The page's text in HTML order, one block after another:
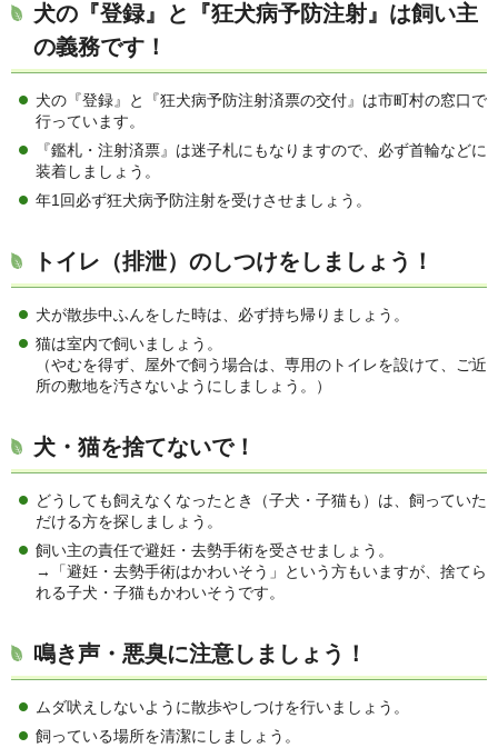
犬の『登録』と『狂犬病予防注射』は飼い主
の義務です！
犬の『登録』と『狂犬病予防注射済票の交付』は市町村の窓口で
行っています。
『鑑札・注射済票』は迷子札にもなりますので、必ず首輪などに
装着しましょう。
年1回必ず狂犬病予防注射を受けさせましょう。
トイレ（排泄）のしつけをしましょう！
犬が散歩中ふんをした時は、必ず持ち帰りましょう。
猫は室内で飼いましょう。
（やむを得ず、屋外で飼う場合は、専用のトイレを設けて、ご近
所の敷地を汚さないようにしましょう。）
犬・猫を捨てないで！
どうしても飼えなくなったとき（子犬・子猫も）は、飼っていた
だける方を探しましょう。
飼い主の責任で避妊・去勢手術を受させましょう。
→「避妊・去勢手術はかわいそう」という方もいますが、捨てら
れる子犬・子猫もかわいそうです。
鳴き声・悪臭に注意しましょう！
ムダ吠えしないように散歩やしつけを行いましょう。
飼っている場所を清潔にしましょう。